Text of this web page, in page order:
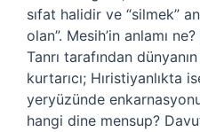
sıfat halidir ve “silmek”
olan”. Mesih’in anlamı
Tanrı tarafından
kurtarıcı; Hıristiyanlıkta
yeryüzünde
hangi dine mensup?